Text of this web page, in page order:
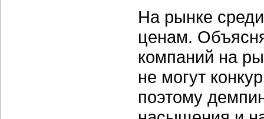
На рынке
ценам.
компаний на
не могут
поэтому